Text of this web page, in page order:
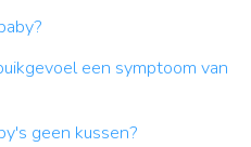
een symptoom van
geen kussen?